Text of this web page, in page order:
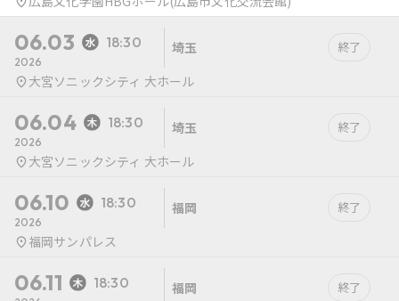
06.03 18:30
2026
埼玉 終了
大宮ソニックシティ 大ホール
06.04 18:30
2026
埼玉 終了
大宮ソニックシティ 大ホール
06.10 18:30
2026
福岡 終了
福岡サンパレス
06.11 18:30 福岡 終了